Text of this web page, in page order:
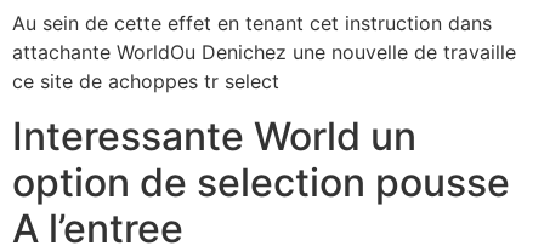
Au sein de cette effet en tenant cet instruction dans
attachante WorldOu Denichez une nouvelle de travaille
ce site de achoppes tr select
Interessante World un
option de selection pousse
A l’entree